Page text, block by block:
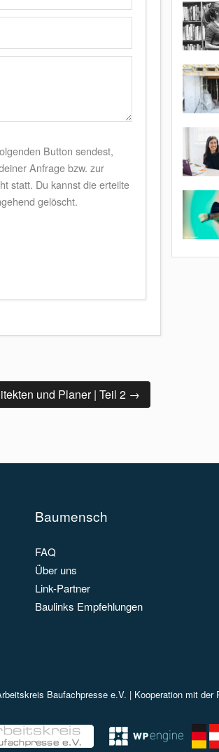
Button sendest,
Anfrage bzw. zur
statt. Du kannst die erteilte
gelöscht.
und Planer | Teil 2 →
Baumensch
FAQ
Über uns
Link-Partner
Baulinks Empfehlungen
Baufachpresse e.V. | Kooperation mit der